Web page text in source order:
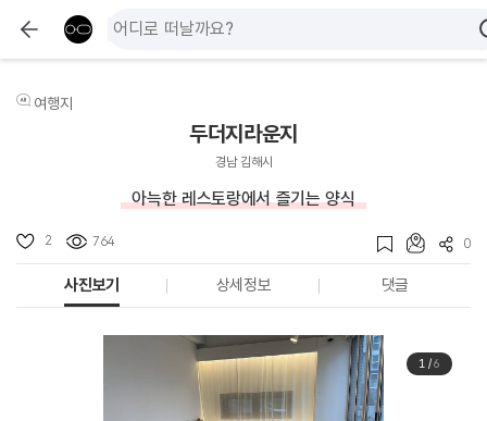
여행지
두더지라운지
경남 김해시
아늑한 레스토랑에서 즐기는 양식
2 764 0
사진보기 상세정보 댓글
1/6